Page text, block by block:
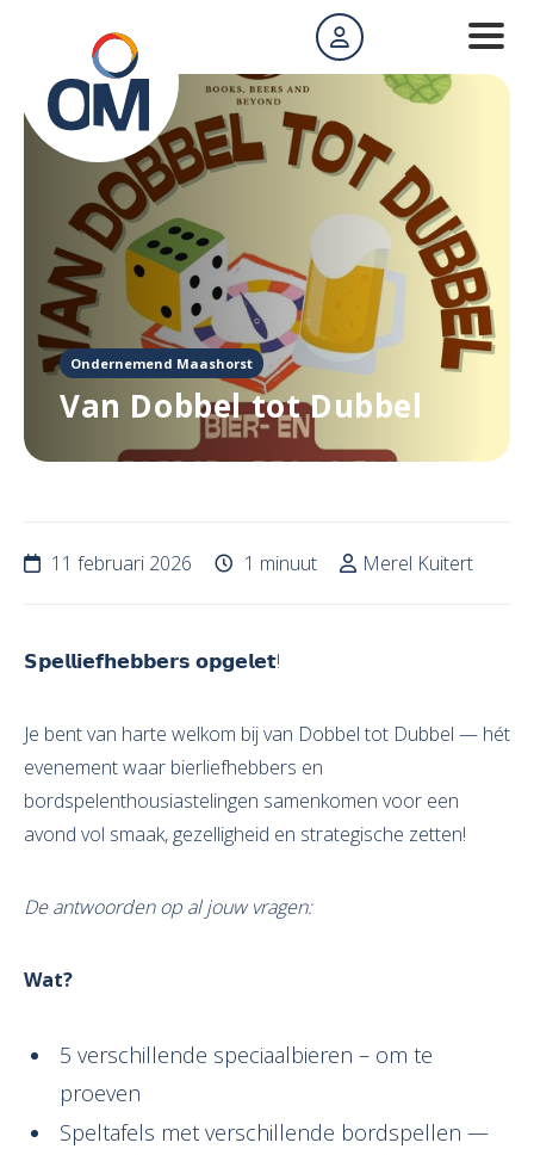
Ondernemend Maashorst
Van Dobbel tot Dubbel
11 februari 2026 1 minuut Merel Kuitert
𝗦𝗽𝗲𝗹𝗹𝗶𝗲𝗳𝗵𝗲𝗯𝗯𝗲𝗿𝘀 𝗼𝗽𝗴𝗲𝗹𝗲𝘁!
Je bent van harte welkom bij van Dobbel tot Dubbel — hét
evenement waar bierliefhebbers en
bordspelenthousiastelingen samenkomen voor een
avond vol smaak, gezelligheid en strategische zetten!
De antwoorden op al jouw vragen:
Wat?
5 verschillende speciaalbieren – om te
proeven
Speltafels met verschillende bordspellen —